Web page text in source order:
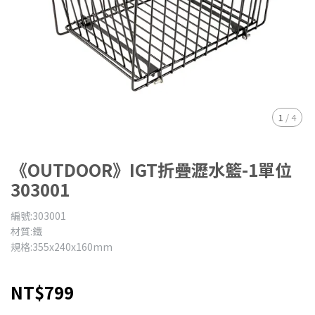
1 / 4
《OUTDOOR》IGT折疊瀝水籃-1單位
303001
編號:303001
材質:鐵
規格:355x240x160mm
NT$799